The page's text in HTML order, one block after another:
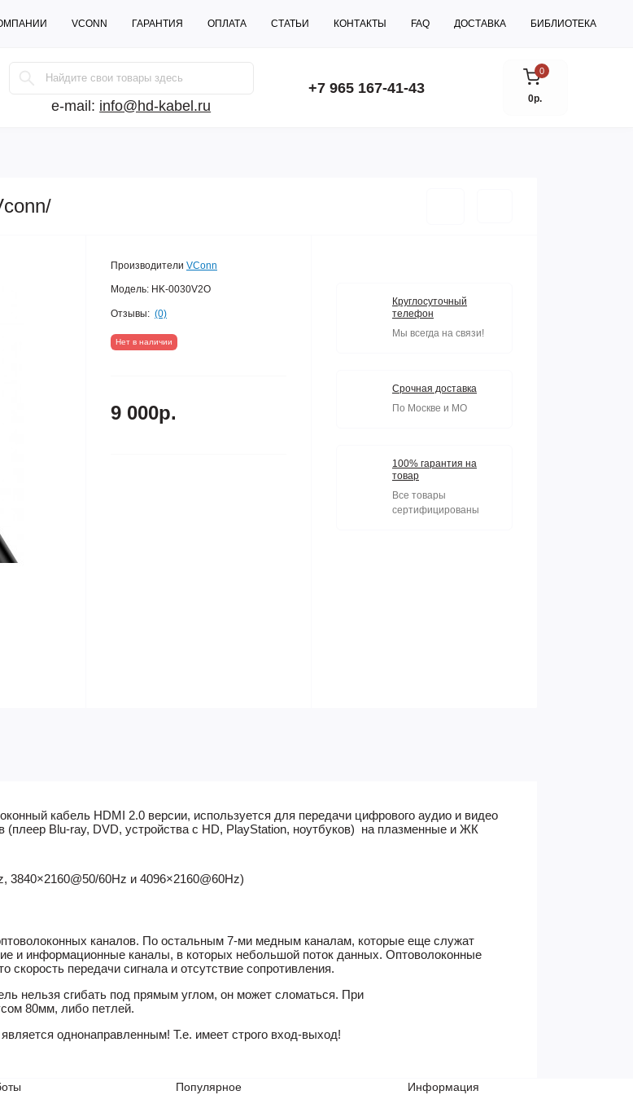
VCONN ГАРАНТИЯ ОПЛАТА СТАТЬИ КОНТАКТЫ FAQ ДОСТАВКА БИБЛИОТЕКА
e-mail: info@hd-kabel.ru
+7 965 167-41-43
0
0р.
Производители VConn
Модель: HK-0030V2O
Отзывы: (0)
Нет в наличии
9 000р.
Круглосуточный
телефон
Мы всегда на связи!
Срочная доставка
По Москве и МО
100% гарантия на
товар
Все товары
сертифицированы
кабель HDMI 2.0 версии, используется для передачи цифрового аудио и видео
(плеер Blu-ray, DVD, устройства с HD, PlayStation, ноутбуков) на плазменные и ЖК
3840×2160@50/60Hz и 4096×2160@60Hz)
каналов. По остальным 7-ми медным каналам, которые еще служат
и информационные каналы, в которых небольшой поток данных. Оптоволоконные
передачи сигнала и отсутствие сопротивления.
нельзя сгибать под прямым углом, он может сломаться. При
80мм, либо петлей.
однонаправленным! Т.е. имеет строго вход-выход!
Популярное Информация